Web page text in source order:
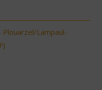
Plouarzel/Lampaul-